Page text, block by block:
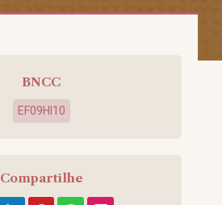
BNCC
EF09HI10
Compartilhe